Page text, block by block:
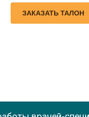
ЗАКАЗАТЬ ТАЛОН